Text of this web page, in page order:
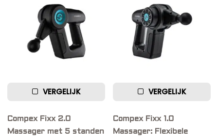
VERGELIJK
Compex Fixx 2.0
Massager met 5 standen
VERGELIJK
Compex Fixx 1.0
Massager: Flexibele